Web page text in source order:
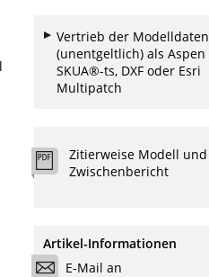
Vertrieb der Modelldaten
(unentgeltlich) als Aspen
SKUA®-ts, DXF oder Esri
Multipatch
Zitierweise Modell und
Zwischenbericht
Artikel-Informationen
E-Mail an